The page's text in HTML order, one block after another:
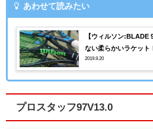
あわせて読みたい
【ウィルソン:BLADE
ない柔らかいラケット
2019.9.20
プロスタッフ97V13.0